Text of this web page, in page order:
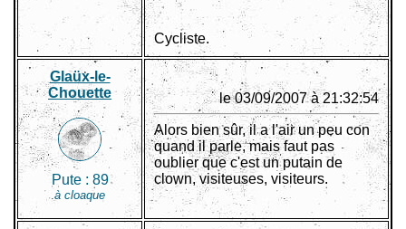
Cycliste.
Glaüx-le-
Chouette
Pute : 89
à cloaque
le 03/09/2007 à 21:32:54
Alors bien sûr, il a l'air un peu con
quand il parle, mais faut pas
oublier que c'est un putain de
clown, visiteuses, visiteurs.